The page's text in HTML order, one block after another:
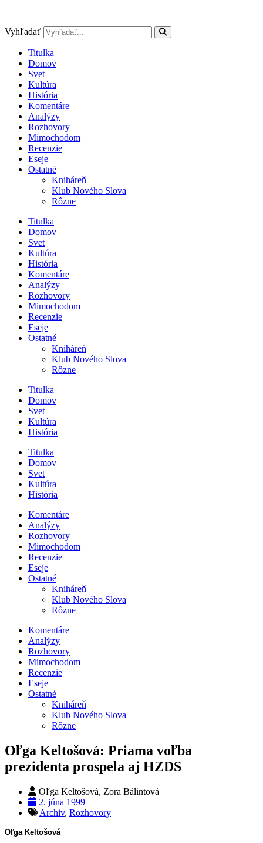
obsah
Vyhľadať
Titulka
Domov
Svet
Kultúra
História
Komentáre
Analýzy
Rozhovory
Mimochodom
Recenzie
Eseje
Ostatné
Kniháreň
Klub Nového Slova
Rôzne
Titulka
Domov
Svet
Kultúra
História
Komentáre
Analýzy
Rozhovory
Mimochodom
Recenzie
Eseje
Ostatné
Kniháreň
Klub Nového Slova
Rôzne
Titulka
Domov
Svet
Kultúra
História
Titulka
Domov
Svet
Kultúra
História
Komentáre
Analýzy
Rozhovory
Mimochodom
Recenzie
Eseje
Ostatné
Kniháreň
Klub Nového Slova
Rôzne
Komentáre
Analýzy
Rozhovory
Mimochodom
Recenzie
Eseje
Ostatné
Kniháreň
Klub Nového Slova
Rôzne
Oľga Keltošová: Priama voľba
prezidenta prospela aj HZDS
Oľga Keltošová, Zora Bálintová
2. júna 1999
Archiv, Rozhovory
Oľga Keltošová